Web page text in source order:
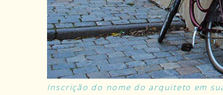
Inscrição do nome do arquiteto em